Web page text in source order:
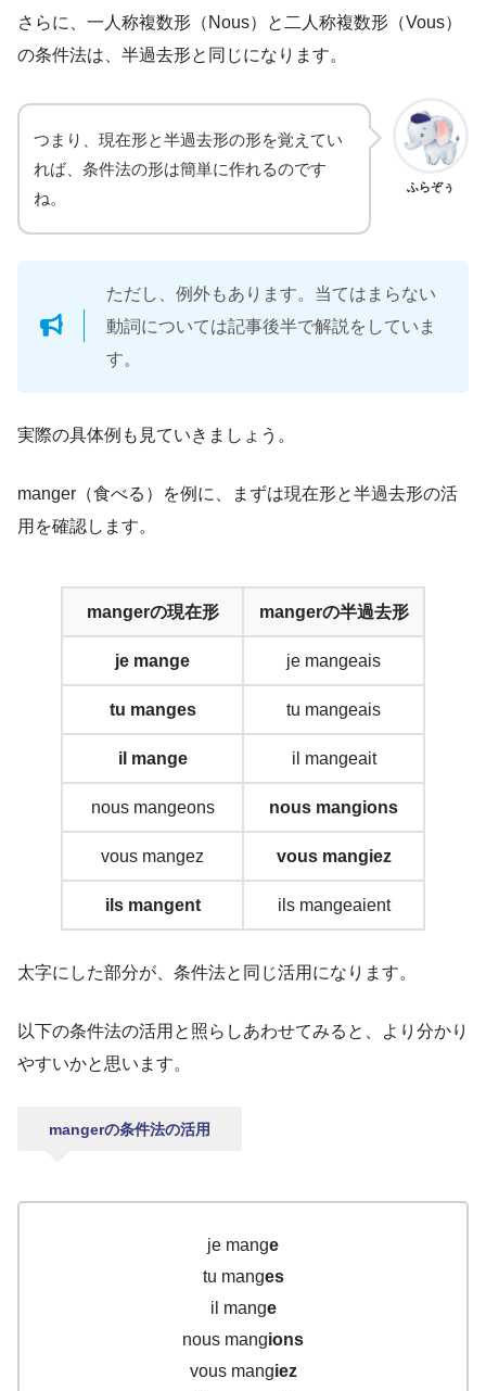
さらに、一人称複数形（Nous）と二人称複数形（Vous）
の条件法は、半過去形と同じになります。
ふらぞぅ
つまり、現在形と半過去形の形を覚えてい
れば、条件法の形は簡単に作れるのです
ね。
ただし、例外もあります。当てはまらない
動詞については記事後半で解説をしていま
す。
実際の具体例も見ていきましょう。
manger（食べる）を例に、まずは現在形と半過去形の活
用を確認します。
mangerの現在形 mangerの半過去形
je mange je mangeais
tu manges tu mangeais
il mange il mangeait
nous mangeons nous mangions
vous mangez vous mangiez
ils mangent ils mangeaient
太字にした部分が、条件法と同じ活用になります。
以下の条件法の活用と照らしあわせてみると、より分かり
やすいかと思います。
mangerの条件法の活用
je mange
tu manges
il mange
nous mangions
vous mangiez